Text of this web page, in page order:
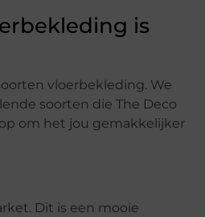
is
vloerbekleding. We
soorten die The Deco
om het jou gemakkelijker
Dit is een mooie